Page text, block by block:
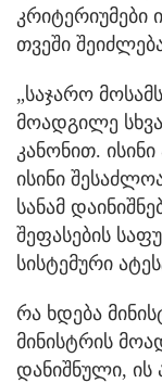
კრიტერიუმები
თვეში
„საჯარო
მოადგილე
კანონით.
ისინი
სანამ
შეფასების
სისტემური
რა ხდება
მინისტრის
დანიშნული, ის